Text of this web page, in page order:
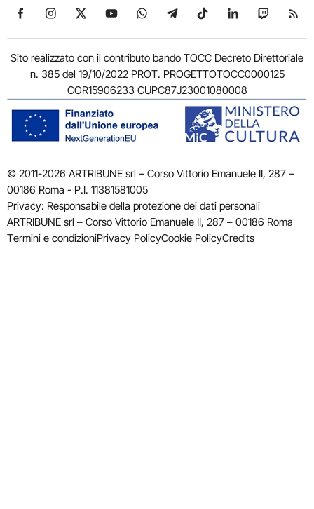
Seguici su Facebook
Seguici su Instagram
Seguici su X
Seguici su YouTube
Seguici su WhatsApp
Seguici su Telegram
Seguici su TikTok
Seguici su
Seguici
Sito realizzato con il contributo bando TOCC Decreto Direttoriale
n. 385 del 19/10/2022 PROT. PROGETTOTOCC0000125
COR15906233 CUPC87J23001080008
© 2011-2026 ARTRIBUNE srl – Corso Vittorio Emanuele II, 287 –
00186 Roma - P.I. 11381581005
Privacy: Responsabile della protezione dei dati personali
ARTRIBUNE srl – Corso Vittorio Emanuele II, 287 – 00186 Roma
Termini e condizioniPrivacy PolicyCookie PolicyCredits